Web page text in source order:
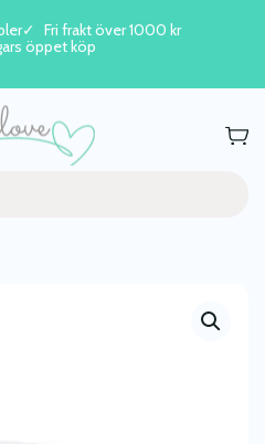
Fri frakt över 1000 kr
öppet köp